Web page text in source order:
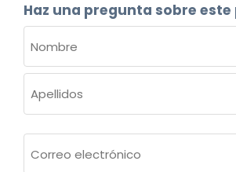
Haz una pregunta sobre
(OBLIGATORIO)
Nombre
electrónico